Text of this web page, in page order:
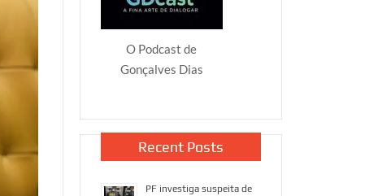
O Podcast de
Gonçalves Dias
Recent Posts
PF investiga suspeita de